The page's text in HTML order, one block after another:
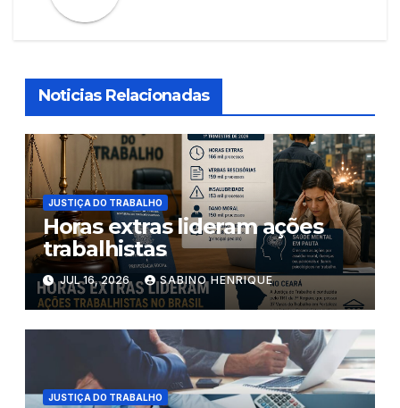
Noticias Relacionadas
JUSTIÇA DO TRABALHO
Horas extras lideram ações
trabalhistas
JUL 16, 2026 SABINO HENRIQUE
JUSTIÇA DO TRABALHO